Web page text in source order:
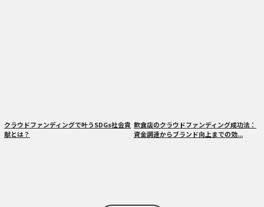
クラウドファンディングで叶うSDGs社会貢
献とは？
飲食店のクラウドファンディング成功法：
資金調達からブランド向上までの効...